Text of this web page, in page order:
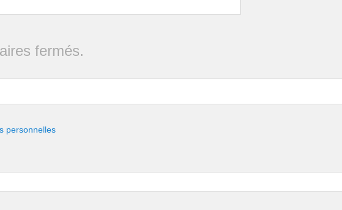
fermés.
personnelles